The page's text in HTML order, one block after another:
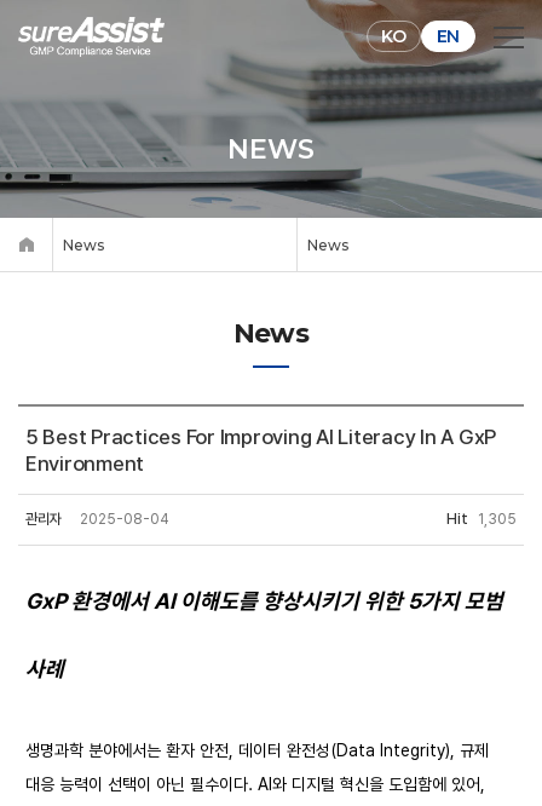
KO EN
NEWS
News News
News
5 Best Practices For Improving AI Literacy In A GxP
Environment
관리자 2025-08-04 Hit 1,305
GxP 환경에서 AI 이해도를 향상시키기 위한 5가지 모범
사례
생명과학 분야에서는 환자 안전, 데이터 완전성(Data Integrity), 규제
대응 능력이 선택이 아닌 필수이다. AI와 디지털 혁신을 도입함에 있어,